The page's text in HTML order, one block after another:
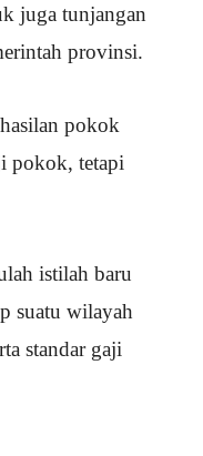
juga tunjangan
provinsi.
pokok
pokok, tetapi
istilah baru
suatu wilayah
standar gaji